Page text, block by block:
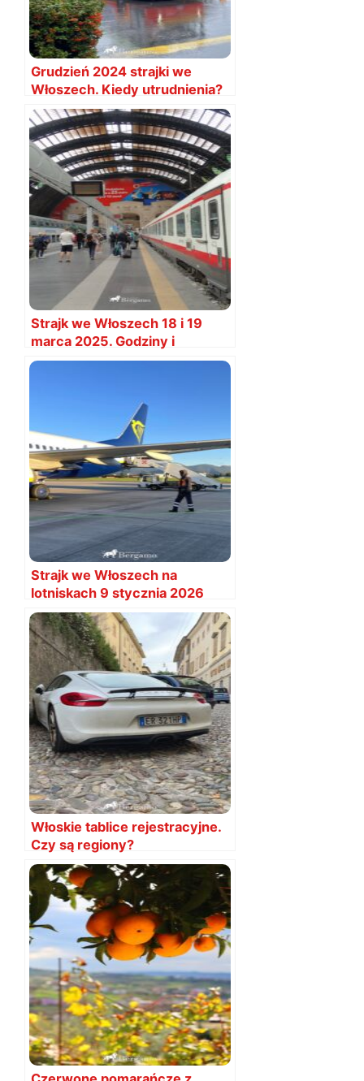
Grudzień 2024 strajki we
Włoszech. Kiedy utrudnienia?
Strajk we Włoszech 18 i 19
marca 2025. Godziny i
utrudnienia
Strajk we Włoszech na
lotniskach 9 stycznia 2026
Włoskie tablice rejestracyjne.
Czy są regiony?